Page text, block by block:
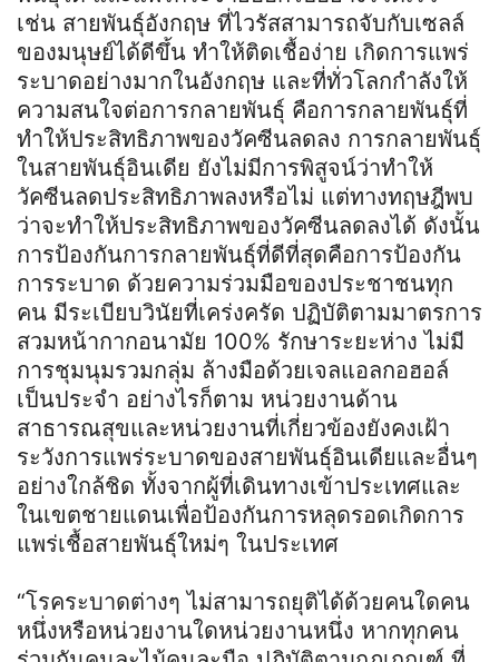
เช่น สายพันธุ์อังกฤษ ที่ไวรัสสามารถจับกับเซลล์
ของมนุษย์ได้ดีขึ้น ทำให้ติดเชื้อง่าย เกิดการแพร่
ระบาดอย่างมากในอังกฤษ และที่ทั่วโลกกำลังให้
ความสนใจต่อการกลายพันธุ์ คือการกลายพันธุ์ที่
ทำให้ประสิทธิภาพของวัคซีนลดลง การกลายพันธุ์
ในสายพันธุ์อินเดีย ยังไม่มีการพิสูจน์ว่าทำให้
วัคซีนลดประสิทธิภาพลงหรือไม่ แต่ทางทฤษฎีพบ
ว่าจะทำให้ประสิทธิภาพของวัคซีนลดลงได้ ดังนั้น
การป้องกันการกลายพันธุ์ที่ดีที่สุดคือการป้องกัน
การระบาด ด้วยความร่วมมือของประชาชนทุก
คน มีระเบียบวินัยที่เคร่งครัด ปฏิบัติตามมาตรการ
สวมหน้ากากอนามัย 100% รักษาระยะห่าง ไม่มี
การชุมนุมรวมกลุ่ม ล้างมือด้วยเจลแอลกอฮอล์
เป็นประจำ อย่างไรก็ตาม หน่วยงานด้าน
สาธารณสุขและหน่วยงานที่เกี่ยวข้องยังคงเฝ้า
ระวังการแพร่ระบาดของสายพันธุ์อินเดียและอื่นๆ
อย่างใกล้ชิด ทั้งจากผู้ที่เดินทางเข้าประเทศและ
ในเขตชายแดนเพื่อป้องกันการหลุดรอดเกิดการ
แพร่เชื้อสายพันธุ์ใหม่ๆ ในประเทศ
“โรคระบาดต่างๆ ไม่สามารถยุติได้ด้วยคนใดคน
หนึ่งหรือหน่วยงานใดหน่วยงานหนึ่ง หากทุกคน